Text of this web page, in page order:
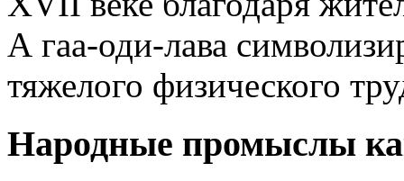
А гаа-оди-лава
тяжелого физического
Народные промыслы